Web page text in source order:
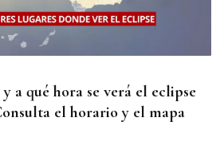
a qué hora se verá el eclipse
el horario y el mapa